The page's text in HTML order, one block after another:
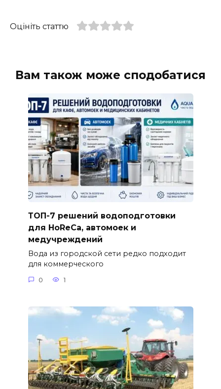
Оцініть статтю
Вам також може сподобатися
ТОП-7 решений водоподготовки
для HoReCa, автомоек и
медучреждений
Вода из городской сети редко подходит
для коммерческого
0 1